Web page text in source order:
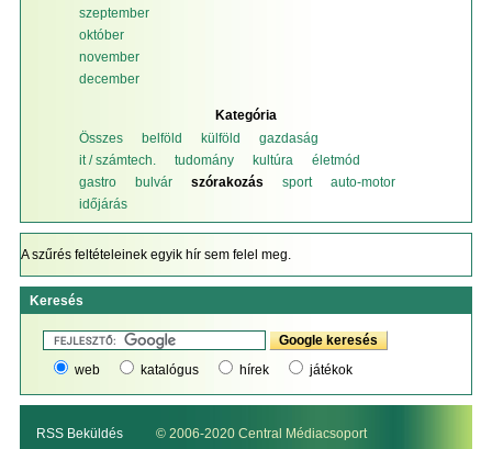
szeptember
október
november
december
Kategória
Összes
belföld külföld
gazdaság
it / számtech.
tudomány kultúra
életmód
gastro
bulvár szórakozás sport
auto-motor
időjárás
A szűrés feltételeinek egyik hír sem felel meg.
Keresés
web katalógus hírek játékok
RSS Beküldés © 2006-2020 Central Médiacsoport